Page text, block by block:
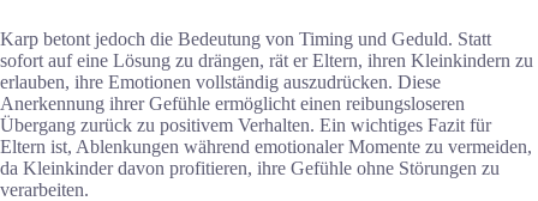
Karp betont jedoch die Bedeutung von Timing und Geduld. Statt
sofort auf eine Lösung zu drängen, rät er Eltern, ihren Kleinkindern zu
erlauben, ihre Emotionen vollständig auszudrücken. Diese
Anerkennung ihrer Gefühle ermöglicht einen reibungsloseren
Übergang zurück zu positivem Verhalten. Ein wichtiges Fazit für
Eltern ist, Ablenkungen während emotionaler Momente zu vermeiden,
da Kleinkinder davon profitieren, ihre Gefühle ohne Störungen zu
verarbeiten.